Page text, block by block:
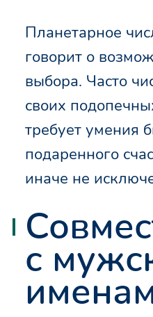
Планетарное
говорит о
выбора. Часто
своих
требует умения
подаренного
иначе не
с